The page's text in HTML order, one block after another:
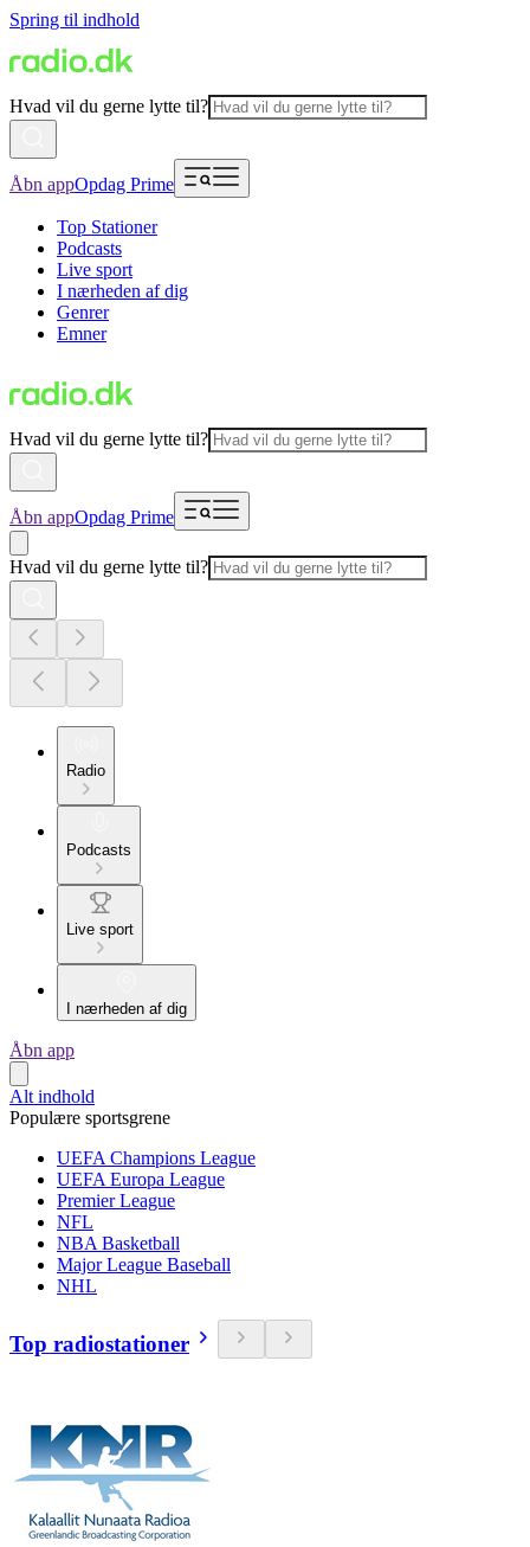
Spring til indhold
Hvad vil du gerne lytte til?
Åbn appOpdag Prime
Top Stationer
Podcasts
Live sport
I nærheden af dig
Genrer
Emner
Hvad vil du gerne lytte til?
Åbn appOpdag Prime
Hvad vil du gerne lytte til?
Radio
Podcasts
Live sport
I nærheden af dig
Åbn app
Alt indhold
Populære sportsgrene
UEFA Champions League
UEFA Europa League
Premier League
NFL
NBA Basketball
Major League Baseball
NHL
Top radiostationer